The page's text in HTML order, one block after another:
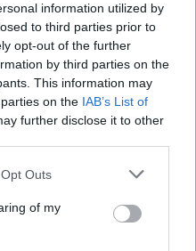
information utilized by
to third parties prior to
opt-out of the further
by third parties on the
This information may
on the IAB’s List of
further disclose it to other
uses one or more Google
You may click to
and its third-party tags to
purposes in below Google
Outs
of my
στους 180°C
αέρα).
σε πλεξούδες, S,
θέλουμε.
με λαδόκολλα,